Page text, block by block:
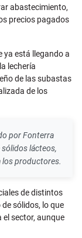
abastecimiento,
precios pagados
ya está llegando a
lechería
de las subastas
de los
por Fonterra
lácteos,
los productores.
de distintos
sólidos, lo que
sector, aunque